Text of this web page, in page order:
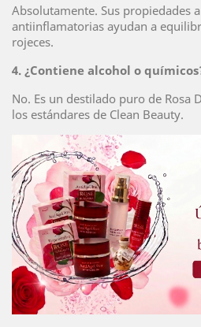
Absolutamente. Sus propiedades
antiinflamatorias ayudan a
rojeces.
4. ¿Contiene alcohol o
No. Es un destilado puro de Rosa
los estándares de Clean Beauty.